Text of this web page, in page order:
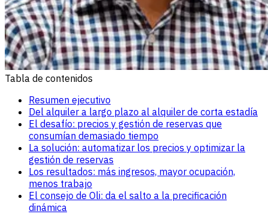
Tabla de contenidos
Resumen ejecutivo
Del alquiler a largo plazo al alquiler de corta estadía
El desafío: precios y gestión de reservas que
consumían demasiado tiempo
La solución: automatizar los precios y optimizar la
gestión de reservas
Los resultados: más ingresos, mayor ocupación,
menos trabajo
El consejo de Oli: da el salto a la precificación
dinámica